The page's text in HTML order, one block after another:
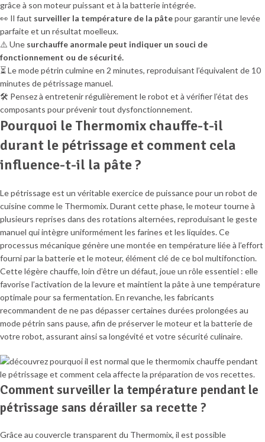
grâce à son moteur puissant et à la batterie intégrée.
👀 Il faut surveiller la température de la pâtepour garantir une levée
parfaite et un résultat moelleux.
⚠️ Une surchauffe anormale peut indiquer un souci de
fonctionnement ou de sécurité.
⏳ Le mode pétrin culmine en 2 minutes, reproduisant l’équivalent de 10
minutes de pétrissage manuel.
🛠️ Pensez à entretenir régulièrement le robot et à vérifier l’état des
composants pour prévenir tout dysfonctionnement.
Pourquoi le Thermomix chauffe-t-il
durant le pétrissage et comment cela
influence-t-il la pâte ?
Le pétrissage est un véritable exercice de puissance pour un robot de
cuisine comme le Thermomix. Durant cette phase, le moteur tourne à
plusieurs reprises dans des rotations alternées, reproduisant le geste
manuel qui intègre uniformément les farines et les liquides. Ce
processus mécanique génère une montée en température liée à l’effort
fourni par la batterie et le moteur, élément clé de ce bol multifonction.
Cette légère chauffe, loin d’être un défaut, joue un rôle essentiel : elle
favorise l’activation de la levure et maintient la pâte à une température
optimale pour sa fermentation. En revanche, les fabricants
recommandent de ne pas dépasser certaines durées prolongées au
mode pétrin sans pause, afin de préserver le moteur et la batterie de
votre robot, assurant ainsi sa longévité et votre sécurité culinaire.
Comment surveiller la température pendant le
pétrissage sans dérailler sa recette ?
Grâce au couvercle transparent du Thermomix, il est possible